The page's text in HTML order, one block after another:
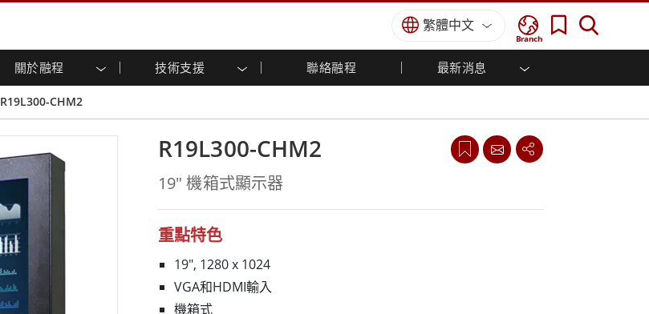
Branch
繁體中文
關於融程 技術支援 聯絡融程 最新消息
不銹鋼系列
戶外顯示器
G-WIN系列 / IP67
後置安裝
工業防爆等级
機架安裝
長條形顯示器
OSD 控制器
人機介面 (投射電容觸控)
工業電腦 (投射電容觸控)
工業電腦 (電阻觸控)
不銹鋼系列
G-WIN系列 / IP67設計
防爆等级
長條形數位電子看板
國防等級強固觸控筆記型電腦
國防等級強固型平板電腦
國防等級超強固型平板電腦
國防等級伺服器
強固型電腦
醫管等級
醫管等級強固型平板電腦
食品藥廠解決方案
船舶解決方案
案 倉儲物流解決方案
解決方案 衛生保健解決方案
重工業解決方案
金屬和採礦解決方案
虛擬實境展會
專業認證／符合標準
R19L300-CHM2
R19L300-CHM2
19" 機箱式顯示器
重點特色
19", 1280 x 1024
VGA和HDMI輸入
機箱式